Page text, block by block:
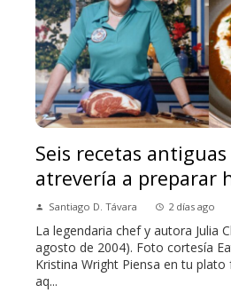
Seis recetas
atrevería a preparar
Santiago D. Távara 2 días ago
La legendaria chef y autora Julia
agosto de 2004). Foto cortesía
Kristina Wright Piensa en tu
aq...